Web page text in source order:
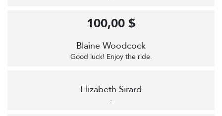
Blaine Woodcock
Good luck! Enjoy the ride.
100,00 $
Elizabeth Sirard
-